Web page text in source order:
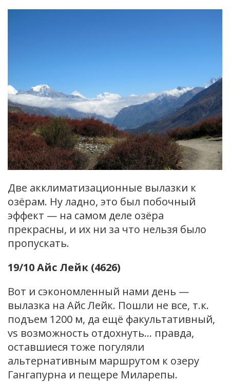
Две акклиматизационные вылазки к
озёрам. Ну ладно, это был побочный
эффект — на самом деле озёра
прекрасны, и их ни за что нельзя было
пропускать.
19/10 Айс Лейк (4626)
Вот и сэкономленный нами день —
вылазка на Айс Лейк. Пошли не все, т.к.
подъем 1200 м, да ещё факультативный,
vs возможность отдохнуть… правда,
оставшиеся тоже погуляли
альтернативным маршрутом к озеру
Гангапурна и пещере Миларепы.